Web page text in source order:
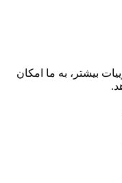
بیشتر، به ما امکان